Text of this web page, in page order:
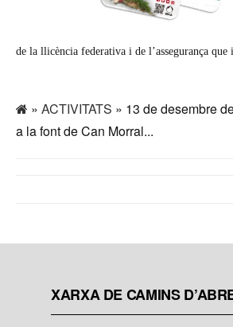
de la llicència federativa i de l’assegurança que
» ACTIVITATS » 13 de desembre
a la font de Can Morral...
XARXA DE CAMINS